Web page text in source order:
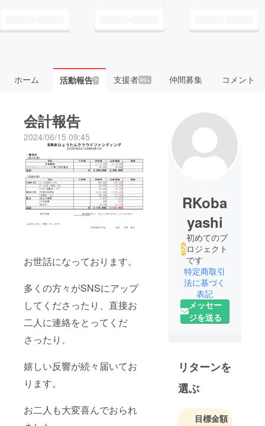
ホーム 活動報告7 支援者99+ 仲間募集 コメント
会計報告
2024/06/15 09:45
お世話になっております。
多くの方々がSNSにアップ
してくださったり、直接お
二人に連絡をとってくだ
さったり、
嬉しい反響が続々届いてお
ります。
お二人も大変喜んでおられ
RKoba
yashi
初めてのプ
ロジェクト
です
特定商取引
法に基づく
表記
メッセー
ジを送る
リターンを
選ぶ
目標金額